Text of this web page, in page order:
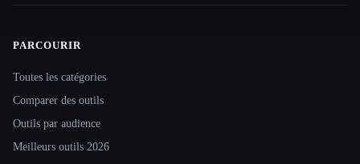
Site navigation
PARCOURIR
Toutes les catégories
Comparer des outils
Outils par audience
Meilleurs outils 2026